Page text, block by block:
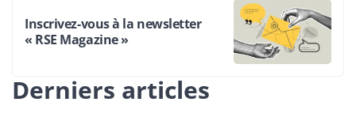
Inscrivez-vous à la newsletter
« RSE Magazine »
Derniers articles